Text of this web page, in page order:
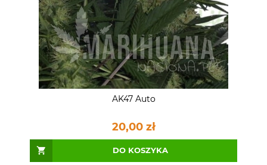
AK47 Auto
20,00 zł
DO KOSZYKA